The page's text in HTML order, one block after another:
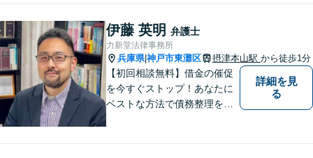
伊藤 英明 弁護士
力新堂法律事務所
兵庫県|神戸市東灘区 摂津本山駅 から徒歩1分
【初回相談無料】借金の催促
を今すぐストップ！あなたに
ベストな方法で債務整理をサ
詳細を見
る